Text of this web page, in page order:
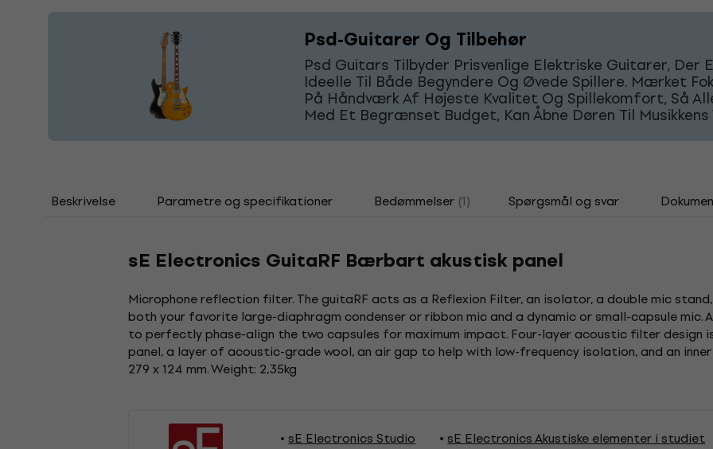
Psd-Guitarer Og Tilbehør
Psd Guitars Tilbyder Prisvenlige Elektriske Guitarer, Der
Ideelle Til Både Begyndere Og Øvede Spillere. Mærket
På Håndværk Af Højeste Kvalitet Og Spillekomfort, Så
Med Et Begrænset Budget, Kan Åbne Døren Til Musikkens
Beskrivelse Parametre og specifikationer Bedømmelser (1) Spørgsmål og svar
sE Electronics GuitaRF Bærbart akustisk panel
Microphone reflection filter. The guitaRF acts as a Reflexion Filter, an isolator, a double mic
both your favorite large-diaphragm condenser or ribbon mic and a dynamic or small-capsule mic.
to perfectly phase-align the two capsules for maximum impact. Four-layer acoustic filter
panel, a layer of acoustic-grade wool, an air gap to help with low-frequency isolation, and an
279 x 124 mm. Weight: 2,35kg
sE Electronics Studio
sE Electronics Akustiske elementer i studiet